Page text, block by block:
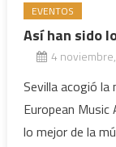
EVENTOS
Así han sido
4
Sevilla acogió la
European
lo mejor de la